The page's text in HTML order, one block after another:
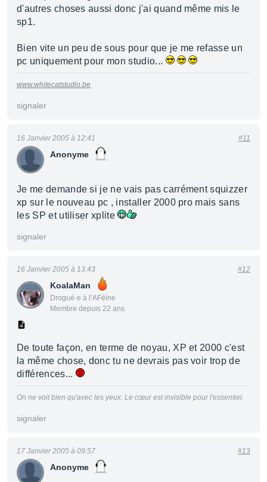
d'autres choses aussi donc j'ai quand même mis le
sp1.
Bien vite un peu de sous pour que je me refasse un
pc uniquement pour mon studio...
www.whitecatstudio.be
signaler
Anonyme
16 Janvier 2005 à 12:41 #11
Je me demande si je ne vais pas carrément squizzer
xp sur le nouveau pc , installer 2000 pro mais sans
les SP et utiliser xplite
signaler
KoalaMan
Drogué·e à l’AFéine
Membre depuis 22 ans
16 Janvier 2005 à 13:43 #12
De toute façon, en terme de noyau, XP et 2000 c'est
la même chose, donc tu ne devrais pas voir trop de
différences...
On ne voit bien qu'avec les yeux. Le cœur est invisible pour l'essentiel.
signaler
Anonyme
17 Janvier 2005 à 09:57 #13